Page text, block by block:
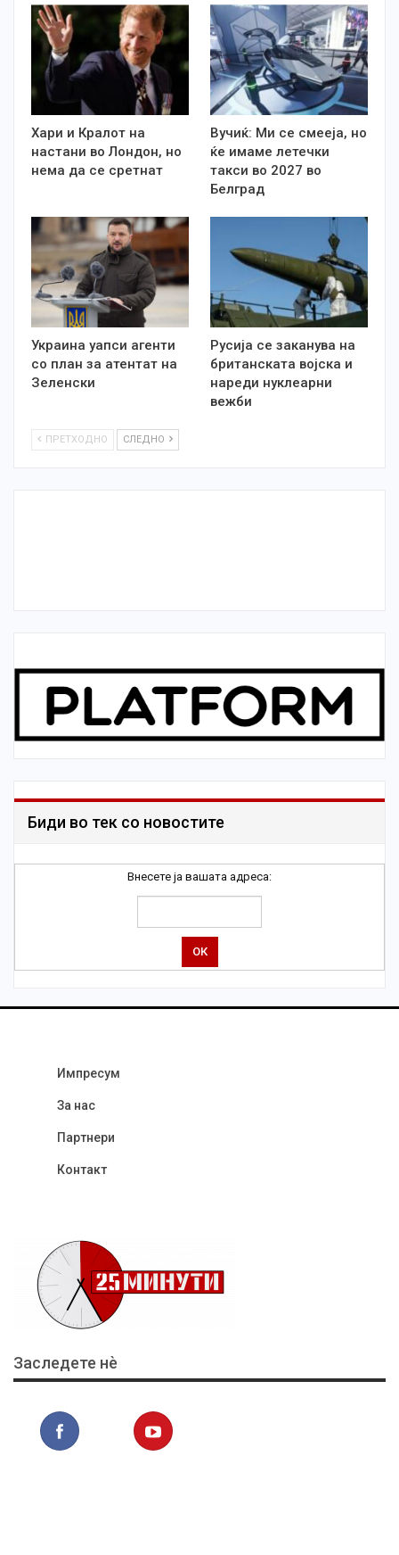
Хари и Кралот на
настани во Лондон, но
нема да се сретнат
Вучиќ: Ми се смееја, но
ќе имаме летечки
такси во 2027 во
Белград
Украина уапси агенти
со план за атентат на
Зеленски
Русија се заканува на
британската војска и
нареди нуклеарни
вежби
ПРЕТХОДНО СЛЕДНО
Биди во тек со новостите
Внесете ја вашата адреса:
Импресум
За нас
Партнери
Контакт
Заследете нѐ